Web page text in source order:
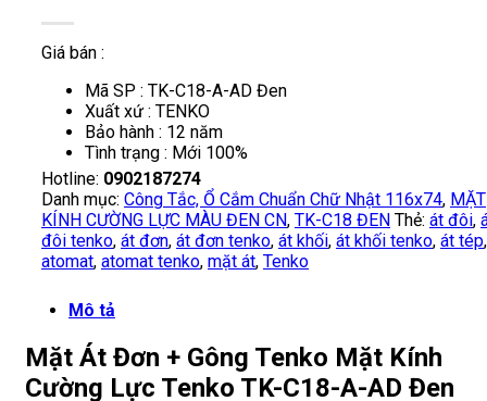
Giá bán :
Mã SP : TK-C18-A-AD Đen
Xuất xứ : TENKO
Bảo hành : 12 năm
Tình trạng : Mới 100%
Hotline: 0902187274
Danh mục: Công Tắc, Ổ Cắm Chuẩn Chữ Nhật 116x74, MẶT
KÍNH CƯỜNG LỰC MÀU ĐEN CN, TK-C18 ĐEN Thẻ: át đôi,
đôi tenko, át đơn, át đơn tenko, át khối, át khối tenko, át tép,
atomat, atomat tenko, mặt át, Tenko
Mô tả
Mặt Át Đơn + Gông Tenko Mặt Kính
Cường Lực Tenko TK-C18-A-AD Đen